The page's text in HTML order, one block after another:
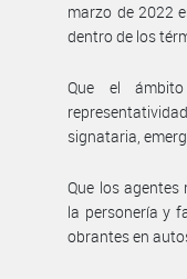
marzo de 2022
dentro de los
Que el
signataria,
Que los
la personería y
obrantes en